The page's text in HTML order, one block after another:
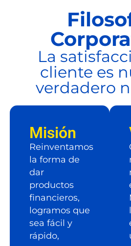
La
cliente es
verdadero
Misión
Reinventamos
la forma de
dar
productos
financieros,
logramos que
sea fácil y
rápido,